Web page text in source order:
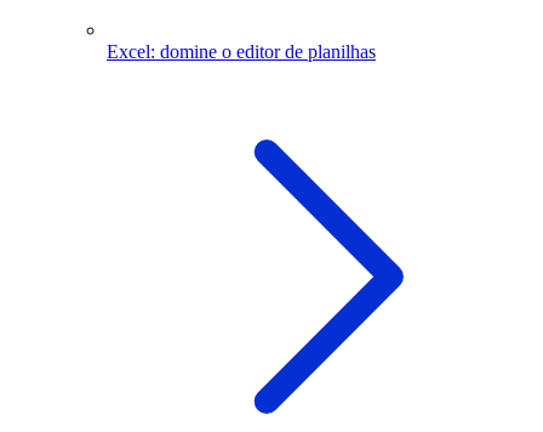
Excel: domine o editor de planilhas